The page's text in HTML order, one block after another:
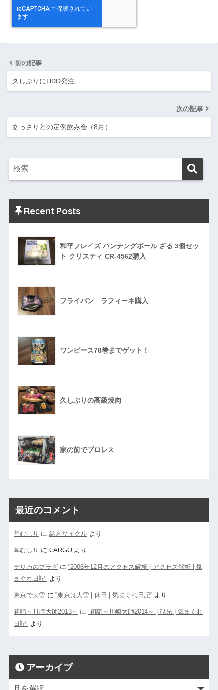
前の記事
久しぶりにHDD発注
次の記事
あっさりとの定例飲み会（8月）
Recent Posts
和平フレイズ パンチングボール ざる 3個セッ
ト クリスティ CR-4562購入
フライパン ラフィーネ購入
ワンピース78巻までゲット！
久しぶりの高級焼肉
家の前でプロレス
最近のコメント
草むしり に 緒方サイクルより
草むしり に CARGOより
デリカのプラグに ”2006年12月のアクセス解析 | アクセス解析 | 気
まぐれ日記”より
東京で大雪に ”東京は大雪 | 休日 | 気まぐれ日記”より
初詣～川崎大師2013～ に ”初詣～川崎大師2014～ | 観光 | 気まぐれ
日記”より
アーカイブ